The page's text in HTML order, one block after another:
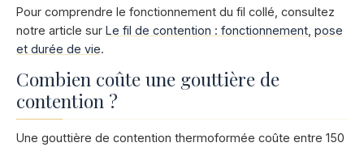
Pour comprendre le fonctionnement du fil collé, consultez
notre article sur Le fil de contention : fonctionnement, pose
et durée de vie.
Combien coûte une gouttière de
contention ?
Une gouttière de contention thermoformée coûte entre 150